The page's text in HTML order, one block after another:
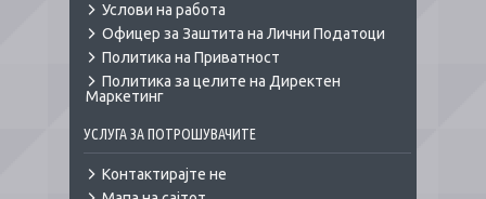
Услови на работа
Офицер за Заштита на Лични Податоци
Политика на Приватност
Политика за целите на Директен
Маркетинг
УСЛУГА ЗА ПОТРОШУВАЧИТЕ
Контактирајте не